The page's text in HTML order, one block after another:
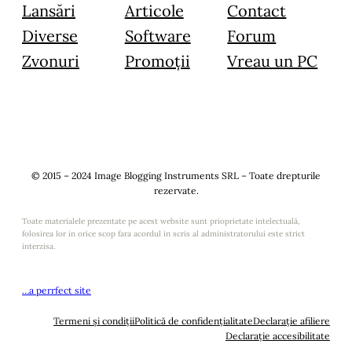
Lansări
Diverse
Zvonuri
Articole
Software
Promoții
Contact
Forum
Vreau un PC
© 2015 – 2024 Image Blogging Instruments SRL – Toate drepturile
rezervate.
Toate materialele prezentate pe acest website sunt prioprietate intelectuală,
folosirea lor in orice scop fara acordul in scris al administratorului este strict
interzisa.
…a perrfect site
Termeni și condițiiPolitică de confidențialitateDeclarație afiliere
Declarație accesibilitate